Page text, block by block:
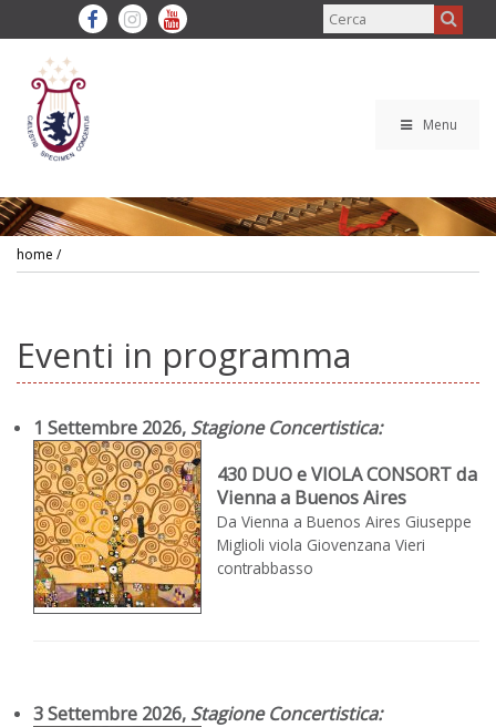
Menu
home /
Eventi in programma
1 Settembre 2026, Stagione Concertistica:
430 DUO e VIOLA CONSORT da
Vienna a Buenos Aires
Da Vienna a Buenos Aires Giuseppe
Miglioli viola Giovenzana Vieri
contrabbasso
3 Settembre 2026, Stagione Concertistica: